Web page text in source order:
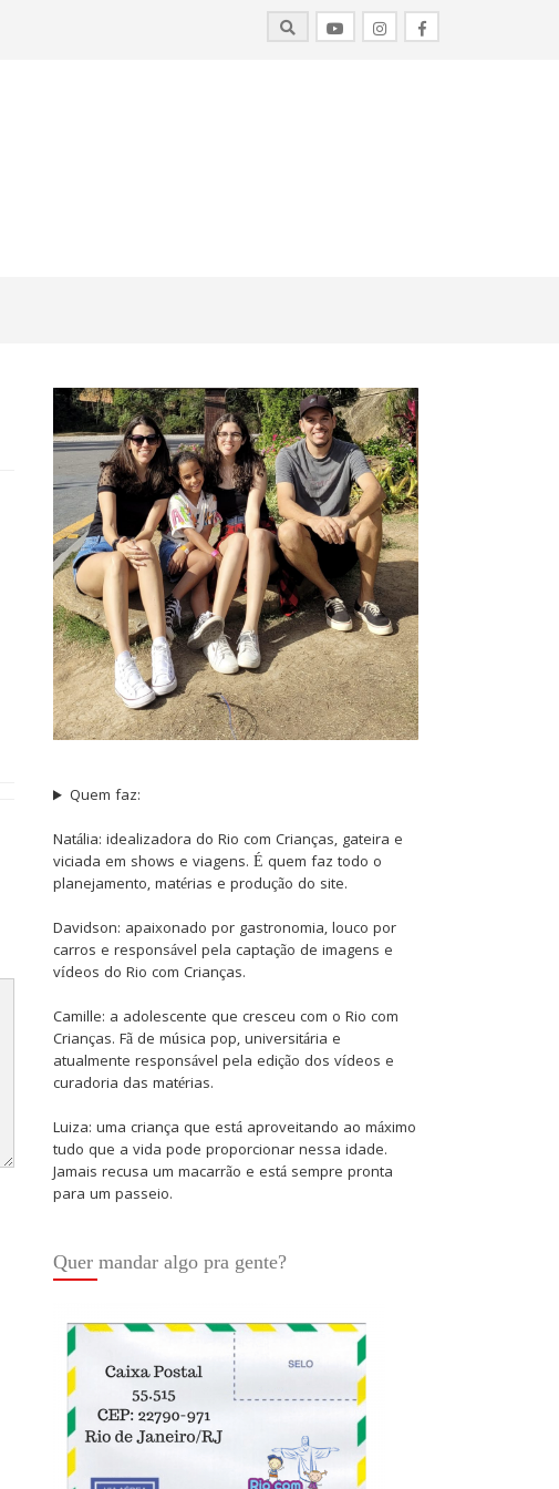
Quem faz:
Natália: idealizadora do Rio com Crianças, gateira e
viciada em shows e viagens. É quem faz todo o
planejamento, matérias e produção do site.
Davidson: apaixonado por gastronomia, louco por
carros e responsável pela captação de imagens e
vídeos do Rio com Crianças.
Camille: a adolescente que cresceu com o Rio com
Crianças. Fã de música pop, universitária e
atualmente responsável pela edição dos vídeos e
curadoria das matérias.
Luiza: uma criança que está aproveitando ao máximo
tudo que a vida pode proporcionar nessa idade.
Jamais recusa um macarrão e está sempre pronta
para um passeio.
Quer mandar algo pra gente?